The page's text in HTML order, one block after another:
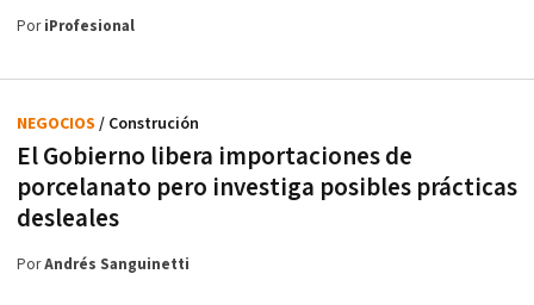
PoriProfesional
El Gobierno libera importaciones de
porcelanato pero investiga posibles prácticas
desleales
NEGOCIOS / Construción
PorAndrés Sanguinetti